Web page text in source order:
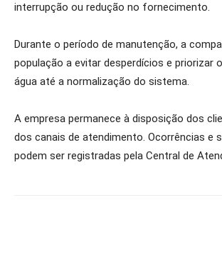
interrupção ou redução no fornecimento.
Durante o período de manutenção, a
população a evitar desperdícios e priorizar
água até a normalização do sistema.
A empresa permanece à disposição dos
dos canais de atendimento. Ocorrências e
podem ser registradas pela Central de